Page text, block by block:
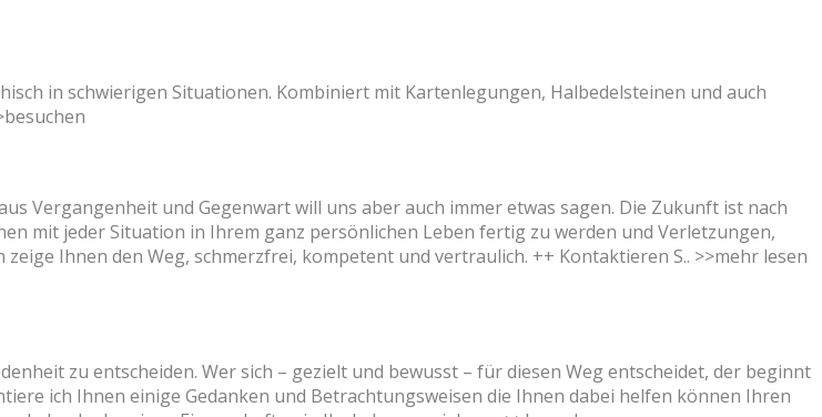
in schwierigen Situationen. Kombiniert mit Kartenlegungen, Halbedelsteinen und auch
Vergangenheit und Gegenwart will uns aber auch immer etwas sagen. Die Zukunft ist nach
mit jeder Situation in Ihrem ganz persönlichen Leben fertig zu werden und Verletzungen,
Ihnen den Weg, schmerzfrei, kompetent und vertraulich. ++ Kontaktieren S.. >>mehr lesen
zu entscheiden. Wer sich – gezielt und bewusst – für diesen Weg entscheidet, der beginnt
ich Ihnen einige Gedanken und Betrachtungsweisen die Ihnen dabei helfen können Ihren